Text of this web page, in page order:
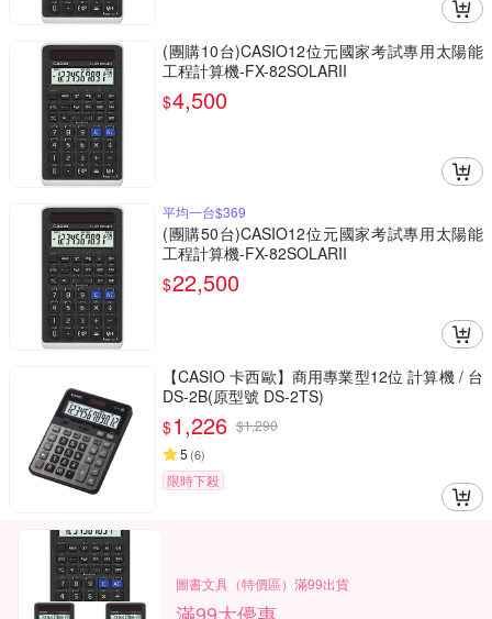
(團購10台)CASIO12位元國家考試專用太陽能
工程計算機-FX-82SOLARII
$4,500
平均一台$369
(團購50台)CASIO12位元國家考試專用太陽能
工程計算機-FX-82SOLARII
$22,500
【CASIO 卡西歐】商用專業型12位 計算機 / 台
DS-2B(原型號 DS-2TS)
$1,226 $1,290
5 (6)
限時下殺
圖書文具（特價區）滿99出貨